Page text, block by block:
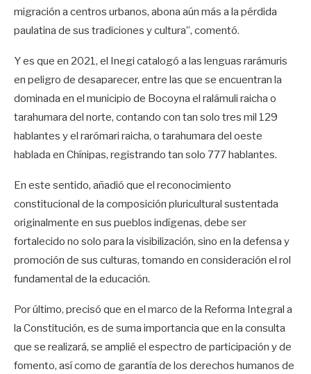
migración a centros urbanos, abona aún más a la pérdida
paulatina de sus tradiciones y cultura”, comentó.
Y es que en 2021, el Inegi catalogó a las lenguas rarámuris
en peligro de desaparecer, entre las que se encuentran la
dominada en el municipio de Bocoyna el ralámuli raicha o
tarahumara del norte, contando con tan solo tres mil 129
hablantes y el rarómari raicha, o tarahumara del oeste
hablada en Chínipas, registrando tan solo 777 hablantes.
En este sentido, añadió que el reconocimiento
constitucional de la composición pluricultural sustentada
originalmente en sus pueblos indígenas, debe ser
fortalecido no solo para la visibilización, sino en la defensa y
promoción de sus culturas, tomando en consideración el rol
fundamental de la educación.
Por último, precisó que en el marco de la Reforma Integral a
la Constitución, es de suma importancia que en la consulta
que se realizará, se amplié el espectro de participación y de
fomento, así como de garantía de los derechos humanos de